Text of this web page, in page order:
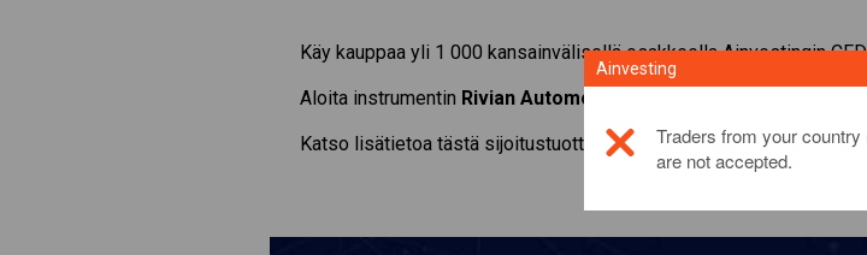
Käy kauppaa yli 1 000 kansainvälisellä osakkeella Ainvestingin
Aloita instrumentin Rivian Automotive, Inc.
CFD-kaupankäynti.
Katso lisätietoa tästä sijoitustuotteesta
napsauttamalla tästä
Ainvesting
Traders from your country
are not accepted.